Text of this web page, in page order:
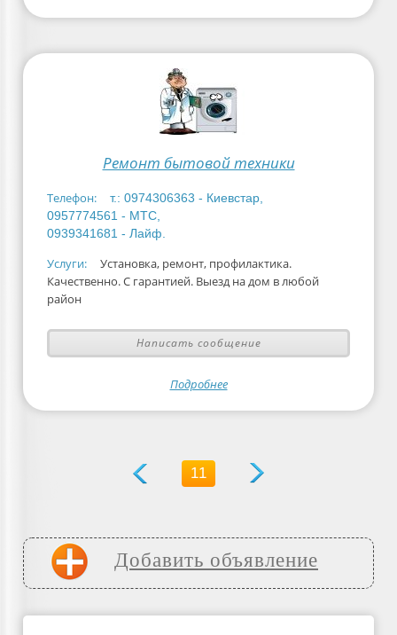
Ремонт бытовой техники
Телефон:
т.: 0974306363 - Киевстар,
0957774561 - МТС,
0939341681 - Лайф.
Услуги:
Установка, ремонт, профилактика.
Качественно. С гарантией. Выезд на дом в любой
район
Написать сообщение
Подробнее
11
Добавить объявление